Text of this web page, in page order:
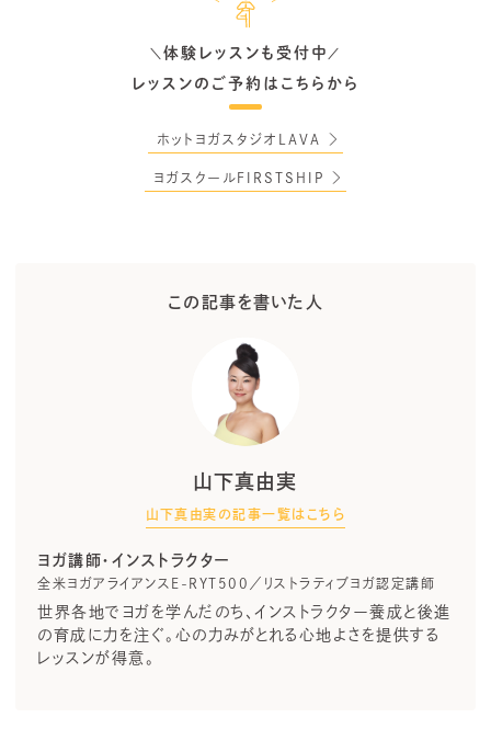
＼ 体験レッスンも受付中 ／
レッスンのご予約はこちらから
ホットヨガスタジオLAVA
ヨガスクールFIRSTSHIP
この記事を書いた人
山下真由実
山下真由実の記事一覧はこちら
ヨガ講師・インストラクター
全米ヨガアライアンスE-RYT500／リストラティブヨガ認定講師
世界各地でヨガを学んだのち、インストラクター養成と後進
の育成に力を注ぐ。心の力みがとれる心地よさを提供する
レッスンが得意。